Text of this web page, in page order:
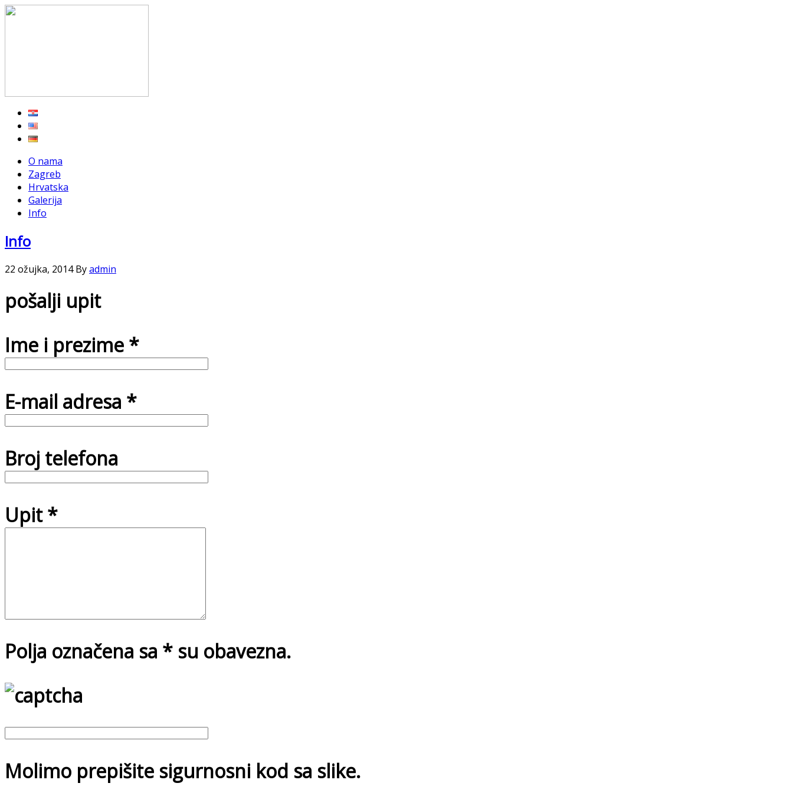
O nama
Zagreb
Hrvatska
Galerija
Info
Info
22 ožujka, 2014Byadmin
pošalji upit
Ime i prezime *
E-mail adresa *
Broj telefona
Upit *
Polja označena sa * su obavezna.
Molimo prepišite sigurnosni kod sa slike.